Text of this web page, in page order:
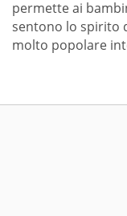
permette ai
sentono lo spirito
molto popolare